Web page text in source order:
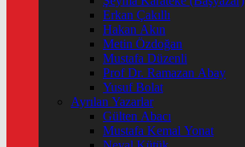
Erkan Çakıllı
Hakan Akın
Metin Özdoğan
Mustafa Düzenli
Prof Dr. Ramazan Abay
Yusuf Bolat
Ayrılan Yazarlar
Gülten Abacı
Mustafa Kemal Yonat